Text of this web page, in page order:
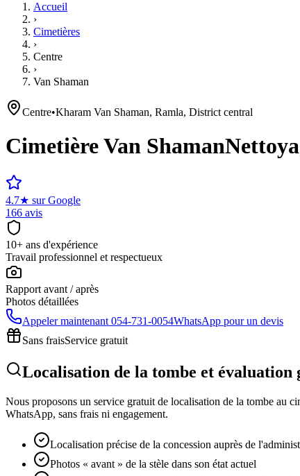
Accueil
›
Cimetières
›
Centre
›
Van Shaman
Centre•Kharam Van Shaman, Ramla, District central
CimetièreVan Shaman
4.7★ sur Google
166 avis
10+ ans d'expérience
Travail professionnel et respectueux
Rapport avant / après
Photos détaillées
Appeler maintenant 054-731-0054WhatsApp pour un devis
Sans fraisService gratuit
Localisation de la tombe et
Nous proposons un service gratuit de localisation de la tombe au
WhatsApp, sans frais ni engagement.
Localisation précise de la concession auprès de
Photos « avant » de la stèle dans son état actuel